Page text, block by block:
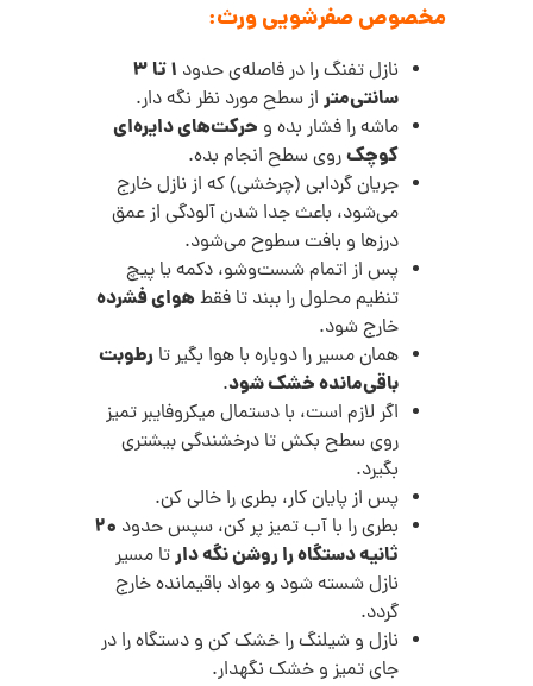
مخصوص صفرشویی ورث:
نازل تفنگ را در فاصله‌ی حدود
۱ تا ۳
سانتی‌متراز سطح مورد نظر نگه دار.
ماشه را فشار بده و حرکت‌های دایره‌ای
کوچکروی سطح انجام بده.
جریان گردابی (چرخشی) که از نازل خارج
می‌شود، باعث جدا شدن آلودگی از عمق
درزها و بافت سطوح می‌شود.
پس از اتمام شست‌وشو، دکمه یا پیچ
تنظیم محلول را ببند تا فقطهوای فشرده
خارج شود.
همان مسیر را دوباره با هوا بگیر تا رطوبت
باقی‌مانده خشک شود.
اگر لازم است، با دستمال میکروفایبر تمیز
روی سطح بکش تا درخشندگی بیشتری
بگیرد.
پس از پایان کار، بطری را خالی کن.
بطری را با آب تمیز پر کن، سپس حدود ۲۰
ثانیه دستگاه را روشن نگه دارتا مسیر
نازل شسته شود و مواد باقیمانده خارج
گردد.
نازل و شیلنگ را خشک کن و دستگاه را در
جای تمیز و خشک نگهدار.